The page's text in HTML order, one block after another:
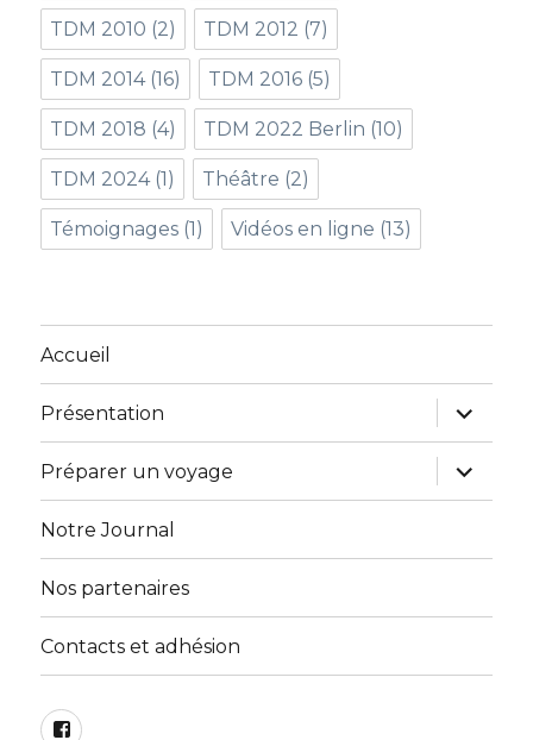
TDM 2010 (2) TDM 2012 (7)
TDM 2014(16) TDM 2016 (5)
TDM 2018 (4) TDM 2022 Berlin (10)
TDM 2024(1) Théâtre (2)
Témoignages (1) Vidéos en ligne (13)
Accueil
Présentation
ouvrir
le
sous-
menu
Préparer un voyage
ouvrir
le
sous-
Notre Journal
Nos partenaires
Contacts et adhésion
Facebook